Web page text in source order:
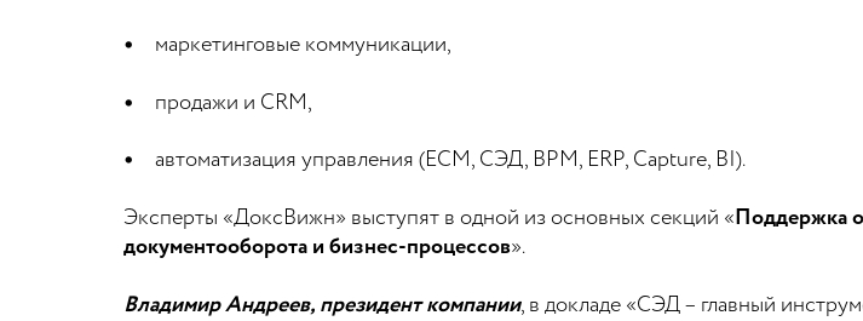
маркетинговые коммуникации,
продажи и CRM,
автоматизация управления (ECM, СЭД, BPM, ERP, Capture, BI).
Эксперты «ДоксВижн» выступят в одной из основных секций « Поддержка
документооборота и бизнес-процессов».
Владимир Андреев, президент компании, в докладе «СЭД – главный